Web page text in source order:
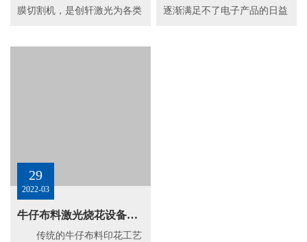
膜切割机，是创轩激光为各类
逐渐满足不了电子产品的日益
29
2022-03
牛仔布料激光烧花设备—布料激光印花机
传统的牛仔布料印花工艺